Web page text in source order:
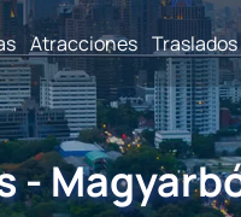
Atracciones Traslados
-